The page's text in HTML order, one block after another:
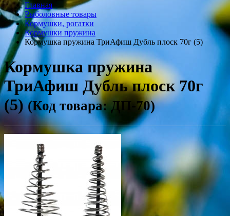
Главная
Рыболовные товары
Кормушки, рогатки
Кормушки пружина
Кормушка пружина ТриАфиш Дубль плоск 70г (5)
Кормушка пружина
ТриАфиш Дубль плоск 70г
(5) (Код товара: ДП-70)